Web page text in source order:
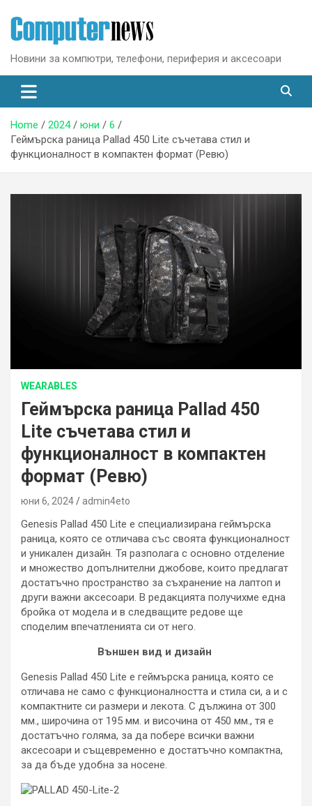
content
Новини за компютри, телефони, периферия и аксесоари
Home 2024 юни
6
Геймърска раница Pallad 450 Lite съчетава стил и
функционалност в компактен формат (Ревю)
WEARABLES
Геймърска раница Pallad 450
Lite съчетава стил и
функционалност в компактен
формат (Ревю)
юни 6, 2024 admin4eto
Genesis Pallad 450 Lite е специализирана геймърска
раница, която се отличава със своята функционалност
и уникален дизайн. Тя разполага с основно отделение
и множество допълнителни джобове, които предлагат
достатъчно пространство за съхранение на лаптоп и
други важни аксесоари. В редакцията получихме една
бройка от модела и в следващите редове ще
споделим впечатленията си от него.
Външен вид и дизайн
Genesis Pallad 450 Lite е геймърска раница, която се
отличава не само с функционалността и стила си, а и с
компактните си размери и лекота. С дължина от 300
мм., широчина от 195 мм. и височина от 450 мм., тя е
достатъчно голяма, за да побере всички важни
аксесоари и същевременно е достатъчно компактна,
за да бъде удобна за носене.